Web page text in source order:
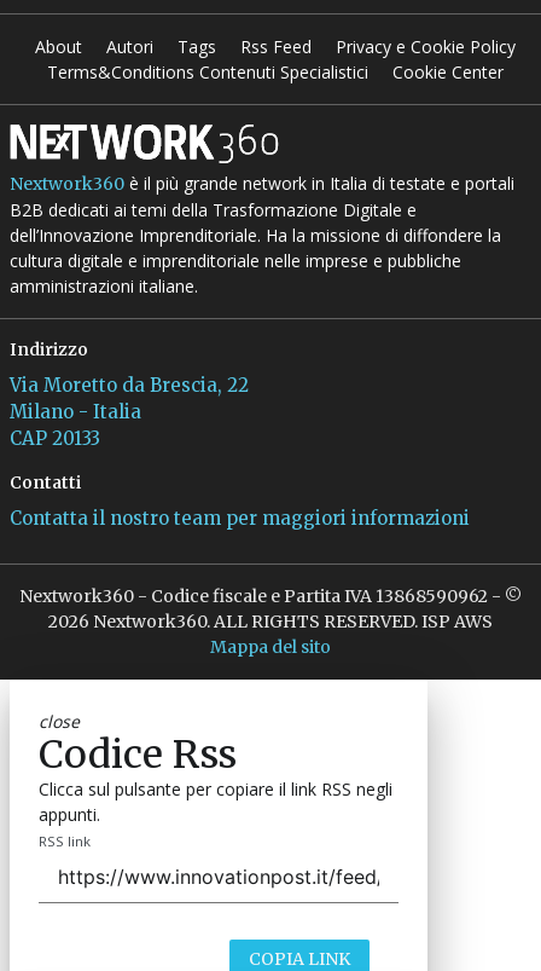
About Autori Tags Rss Feed
Privacy e Cookie Policy
Terms&Conditions Contenuti Specialistici
Cookie Center
Nextwork360è il più grande network in Italia di testate e portali
B2B dedicati ai temi della Trasformazione Digitale e
dell’Innovazione Imprenditoriale. Ha la missione di diffondere la
cultura digitale e imprenditoriale nelle imprese e pubbliche
amministrazioni italiane.
Indirizzo
Via Moretto da Brescia, 22
Milano - Italia
CAP 20133
Contatti
Contatta il nostro team per maggiori informazioni
Nextwork360 - Codice fiscale e Partita IVA 13868590962 - ©
2026 Nextwork360. ALL RIGHTS RESERVED. ISP AWS
Mappa del sito
close
Codice Rss
Clicca sul pulsante per copiare il link RSS negli
appunti.
RSS link
COPIA LINK